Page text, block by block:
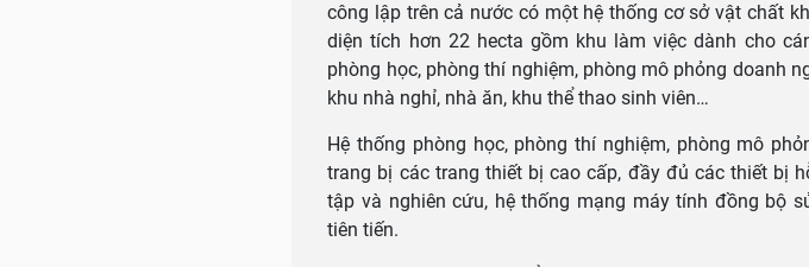
công lập trên cả nước có một hệ thống cơ sở vật chất
diện tích hơn 22 hecta gồm khu làm việc dành cho
phòng học, phòng thí nghiệm, phòng mô phỏng doanh
khu nhà nghỉ, nhà ăn, khu thể thao sinh viên…
Hệ thống phòng học, phòng thí nghiệm, phòng mô
trang bị các trang thiết bị cao cấp, đầy đủ các thiết bị
tập và nghiên cứu, hệ thống mạng máy tính đồng bộ
tiên tiến.